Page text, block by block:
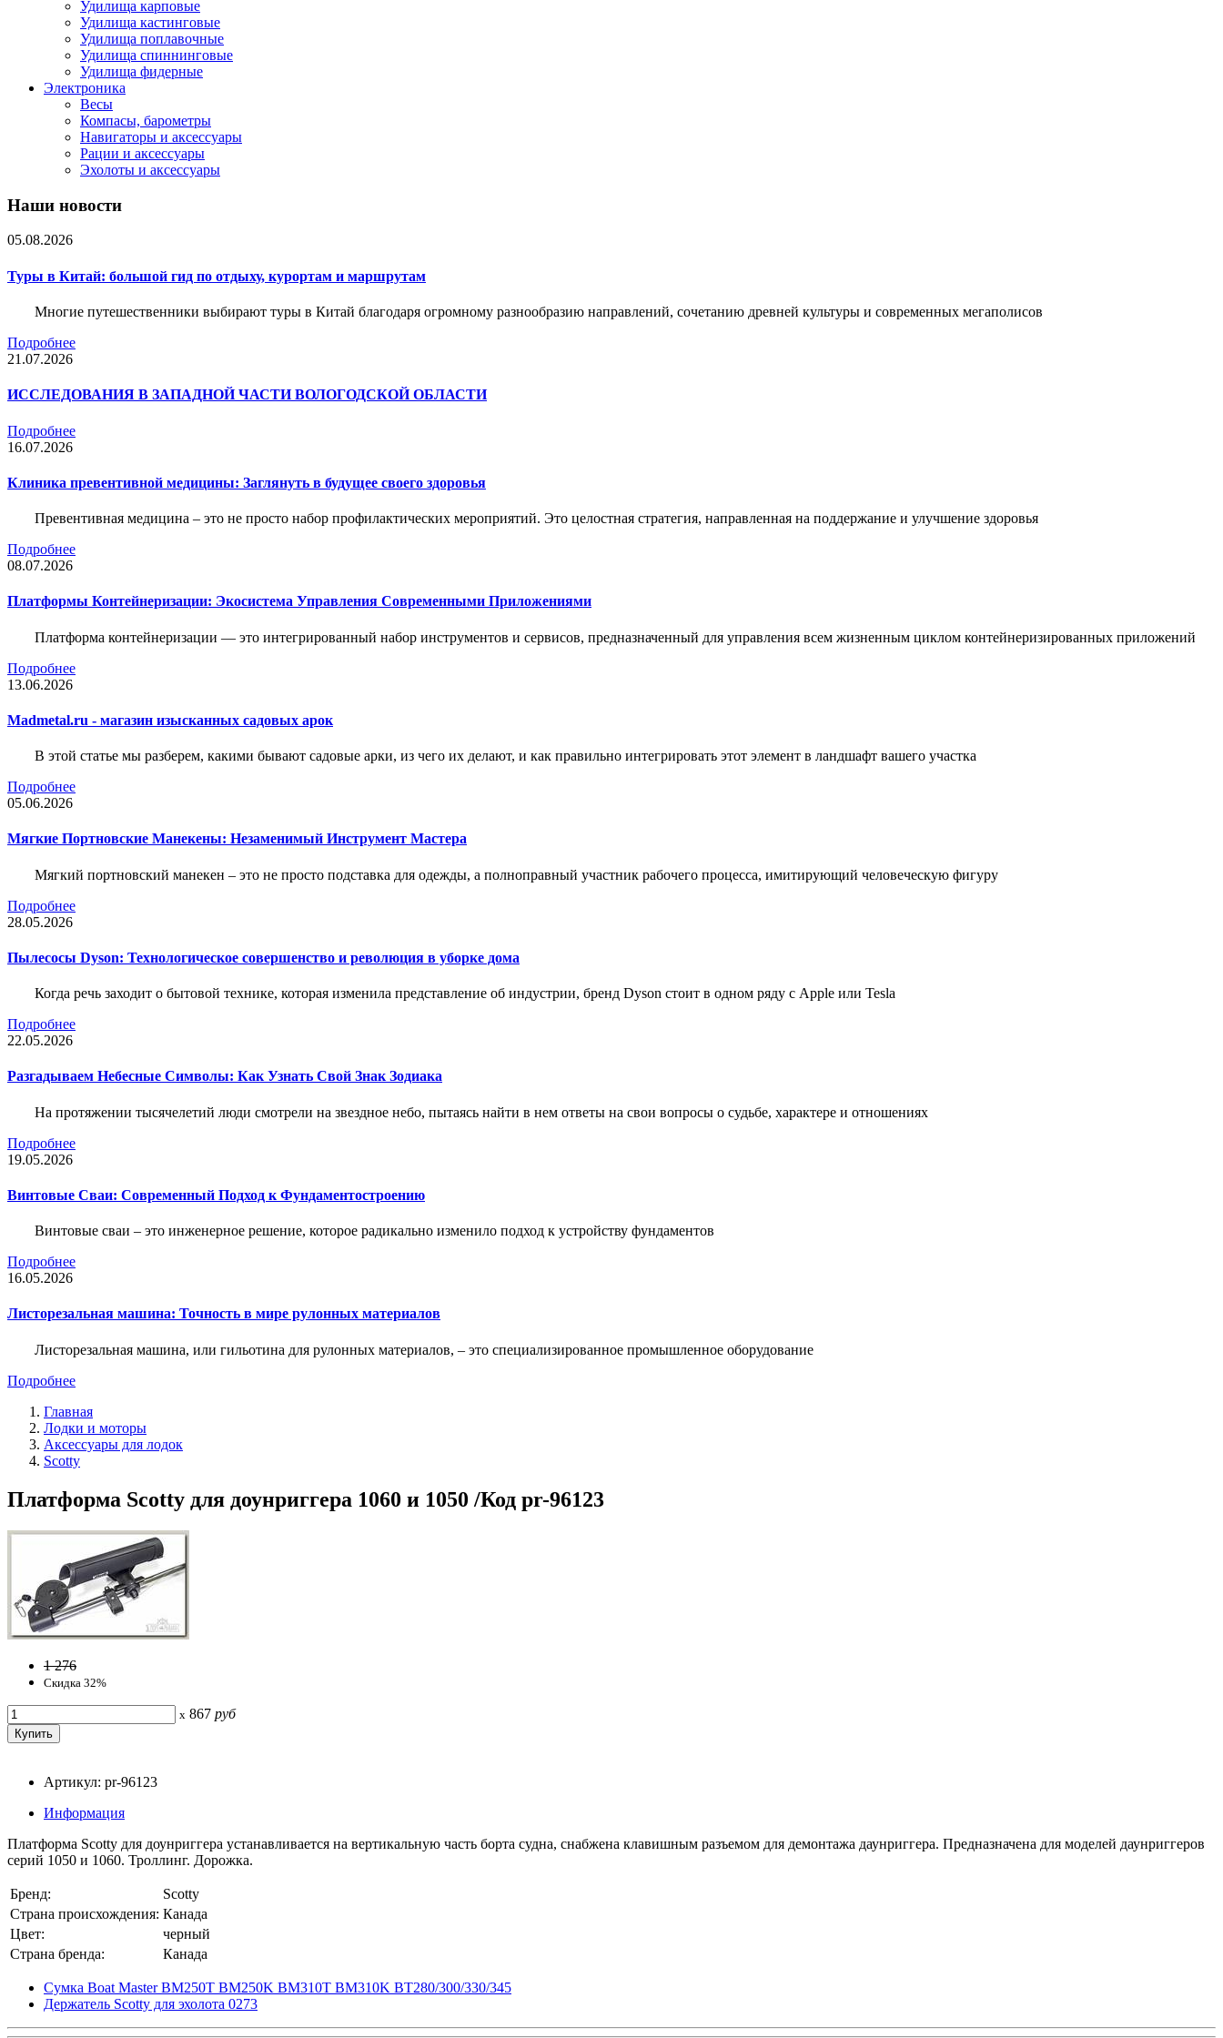
Удилища карповые
Удилища кастинговые
Удилища поплавочные
Удилища спиннинговые
Удилища фидерные
Электроника
Весы
Компасы, барометры
Навигаторы и аксессуары
Рации и аксессуары
Эхолоты и аксессуары
Наши новости
05.08.2026
Туры в Китай: большой гид по отдыху, курортам и маршрутам
Многие путешественники выбирают туры в Китай благодаря огромному разнообразию направлений, сочетанию древней культуры и современных мегаполисов
Подробнее
21.07.2026
ИССЛЕДОВАНИЯ В ЗАПАДНОЙ ЧАСТИ ВОЛОГОДСКОЙ ОБЛАСТИ
Подробнее
16.07.2026
Клиника превентивной медицины: Заглянуть в будущее своего здоровья
Превентивная медицина – это не просто набор профилактических мероприятий. Это целостная стратегия, направленная на поддержание и улучшение здоровья
Подробнее
08.07.2026
Платформы Контейнеризации: Экосистема Управления Современными Приложениями
Платформа контейнеризации — это интегрированный набор инструментов и сервисов, предназначенный для управления всем жизненным циклом контейнеризированных приложений
Подробнее
13.06.2026
Madmetal.ru - магазин изысканных садовых арок
В этой статье мы разберем, какими бывают садовые арки, из чего их делают, и как правильно интегрировать этот элемент в ландшафт вашего участка
Подробнее
05.06.2026
Мягкие Портновские Манекены: Незаменимый Инструмент Мастера
Мягкий портновский манекен – это не просто подставка для одежды, а полноправный участник рабочего процесса, имитирующий человеческую фигуру
Подробнее
28.05.2026
Пылесосы Dyson: Технологическое совершенство и революция в уборке дома
Когда речь заходит о бытовой технике, которая изменила представление об индустрии, бренд Dyson стоит в одном ряду с Apple или Tesla
Подробнее
22.05.2026
Разгадываем Небесные Символы: Как Узнать Свой Знак Зодиака
На протяжении тысячелетий люди смотрели на звездное небо, пытаясь найти в нем ответы на свои вопросы о судьбе, характере и отношениях
Подробнее
19.05.2026
Винтовые Сваи: Современный Подход к Фундаментостроению
Винтовые сваи – это инженерное решение, которое радикально изменило подход к устройству фундаментов
Подробнее
16.05.2026
Листорезальная машина: Точность в мире рулонных материалов
Листорезальная машина, или гильотина для рулонных материалов, – это специализированное промышленное оборудование
Подробнее
Главная
Лодки и моторы
Аксессуары для лодок
Scotty
Платформа Scotty для доунриггера 1060 и 1050 /Код pr-96123
1 276
Скидка 32%
x 867 руб
Артикул: pr-96123
Информация
Платформа Scotty для доунриггера устанавливается на вертикальную часть борта судна, снабжена клавишным разъемом для демонтажа даунриггера. Предназначена для моделей даунриггеров
серий 1050 и 1060. Троллинг. Дорожка.
Бренд:
Scotty
Страна происхождения: Канада
Цвет:
черный
Страна бренда:
Канада
Сумка Boat Master BM250T BM250K BM310T BM310K BT280/300/330/345
Держатель Scotty для эхолота 0273